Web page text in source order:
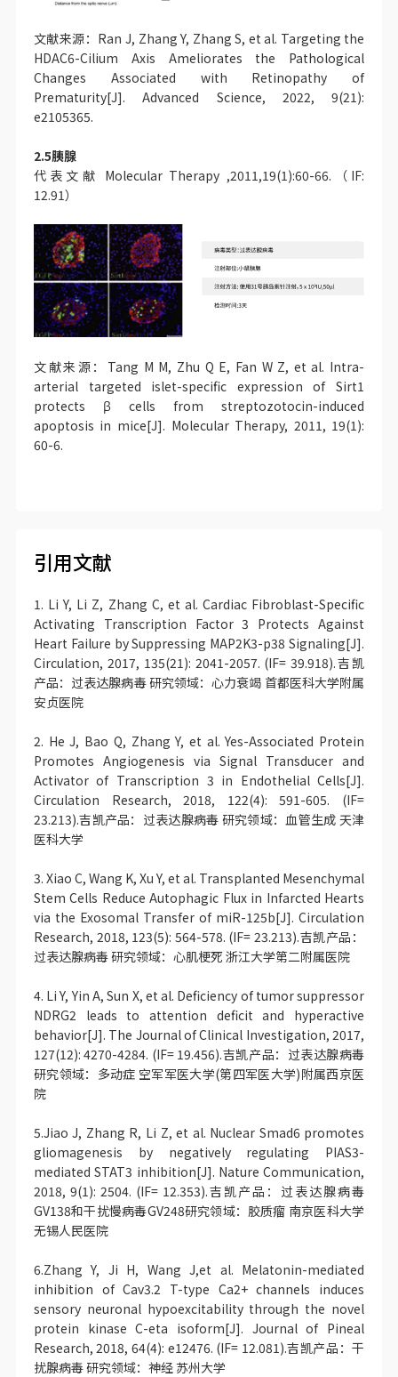
文献来源：Ran J, Zhang Y, Zhang S, et al. Targeting the
HDAC6-Cilium Axis Ameliorates the Pathological
Changes Associated with Retinopathy of
Prematurity[J]. Advanced Science, 2022, 9(21):
e2105365.
2.5胰腺
代表文献 Molecular Therapy ,2011,19(1):60-66.（IF:
12.91）
文献来源：Tang M M, Zhu Q E, Fan W Z, et al. Intra-
arterial targeted islet-specific expression of Sirt1
protects β cells from streptozotocin-induced
apoptosis in mice[J]. Molecular Therapy, 2011, 19(1):
60-6.
引用文献
1. Li Y, Li Z, Zhang C, et al. Cardiac Fibroblast-Specific
Activating Transcription Factor 3 Protects Against
Heart Failure by Suppressing MAP2K3-p38 Signaling[J].
Circulation, 2017, 135(21): 2041-2057. (IF= 39.918).吉凯
产品：过表达腺病毒 研究领域：心力衰竭 首都医科大学附属
安贞医院
2. He J, Bao Q, Zhang Y, et al. Yes-Associated Protein
Promotes Angiogenesis via Signal Transducer and
Activator of Transcription 3 in Endothelial Cells[J].
Circulation Research, 2018, 122(4): 591-605. (IF=
23.213).吉凯产品：过表达腺病毒 研究领域：血管生成 天津
医科大学
3. Xiao C, Wang K, Xu Y, et al. Transplanted Mesenchymal
Stem Cells Reduce Autophagic Flux in Infarcted Hearts
via the Exosomal Transfer of miR-125b[J]. Circulation
Research, 2018, 123(5): 564-578. (IF= 23.213).吉凯产品：
过表达腺病毒 研究领域：心肌梗死 浙江大学第二附属医院
4. Li Y, Yin A, Sun X, et al. Deficiency of tumor suppressor
NDRG2 leads to attention deficit and hyperactive
behavior[J]. The Journal of Clinical Investigation, 2017,
127(12): 4270-4284. (IF= 19.456).吉凯产品：过表达腺病毒
研究领域：多动症 空军军医大学(第四军医大学)附属西京医
院
5.Jiao J, Zhang R, Li Z, et al. Nuclear Smad6 promotes
gliomagenesis by negatively regulating PIAS3-
mediated STAT3 inhibition[J]. Nature Communication,
2018, 9(1): 2504. (IF= 12.353).吉凯产品：过表达腺病毒
GV138和干扰慢病毒GV248研究领域：胶质瘤 南京医科大学
无锡人民医院
6.Zhang Y, Ji H, Wang J,et al. Melatonin-mediated
inhibition of Cav3.2 T-type Ca2+ channels induces
sensory neuronal hypoexcitability through the novel
protein kinase C-eta isoform[J]. Journal of Pineal
Research, 2018, 64(4): e12476. (IF= 12.081).吉凯产品：干
扰腺病毒 研究领域：神经 苏州大学